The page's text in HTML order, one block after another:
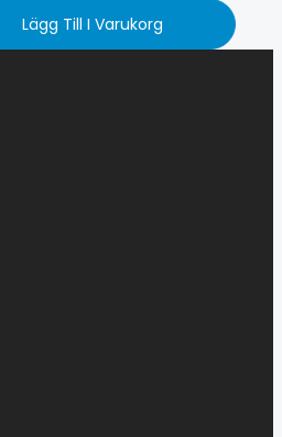
Lägg Till I Varukorg